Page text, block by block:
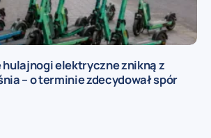
hulajnogi elektryczne znikną z
– o terminie zdecydował spór